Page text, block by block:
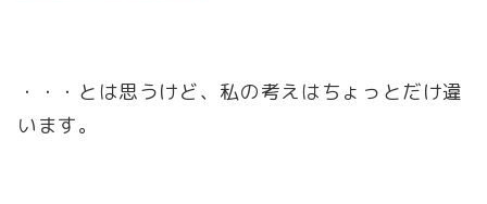
・・・とは思うけど、私の考えはちょっとだけ違
います。